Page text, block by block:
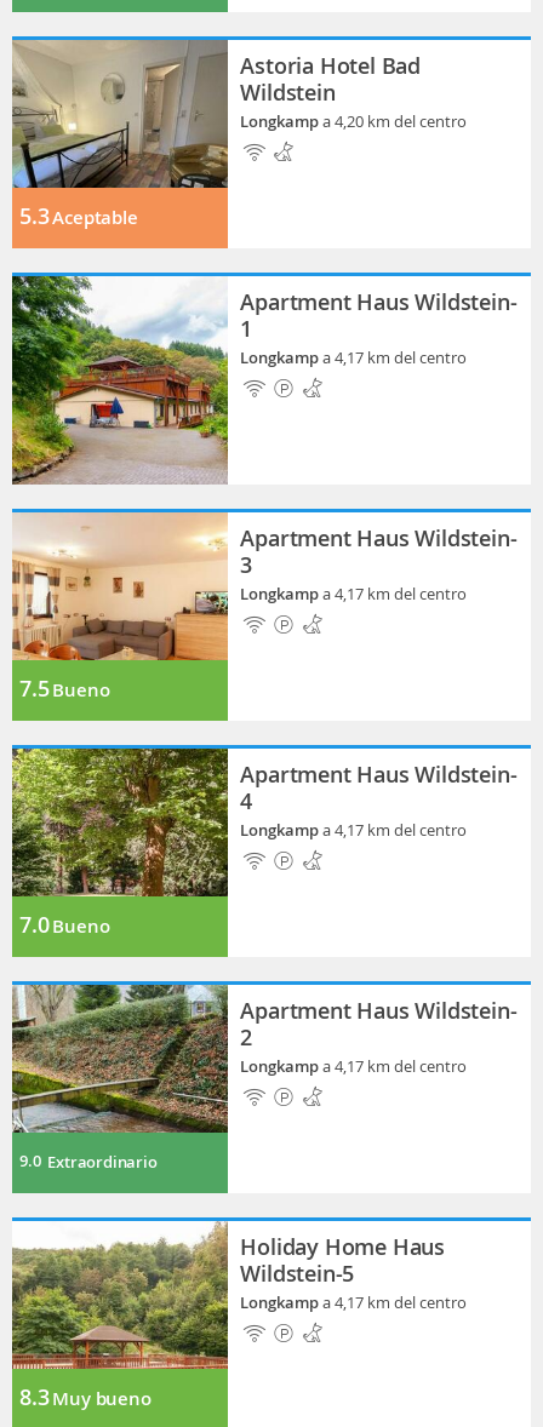
5.3Aceptable
Astoria Hotel Bad
Wildstein
Longkampa 4,20 km del centro
Apartment Haus Wildstein-
1
Longkampa 4,17 km del centro
7.5Bueno
Apartment Haus Wildstein-
3
Longkampa 4,17 km del centro
7.0Bueno
Apartment Haus Wildstein-
4
Longkampa 4,17 km del centro
9.0 Extraordinario
Apartment Haus Wildstein-
2
Longkampa 4,17 km del centro
8.3Muy bueno
Holiday Home Haus
Wildstein-5
Longkampa 4,17 km del centro